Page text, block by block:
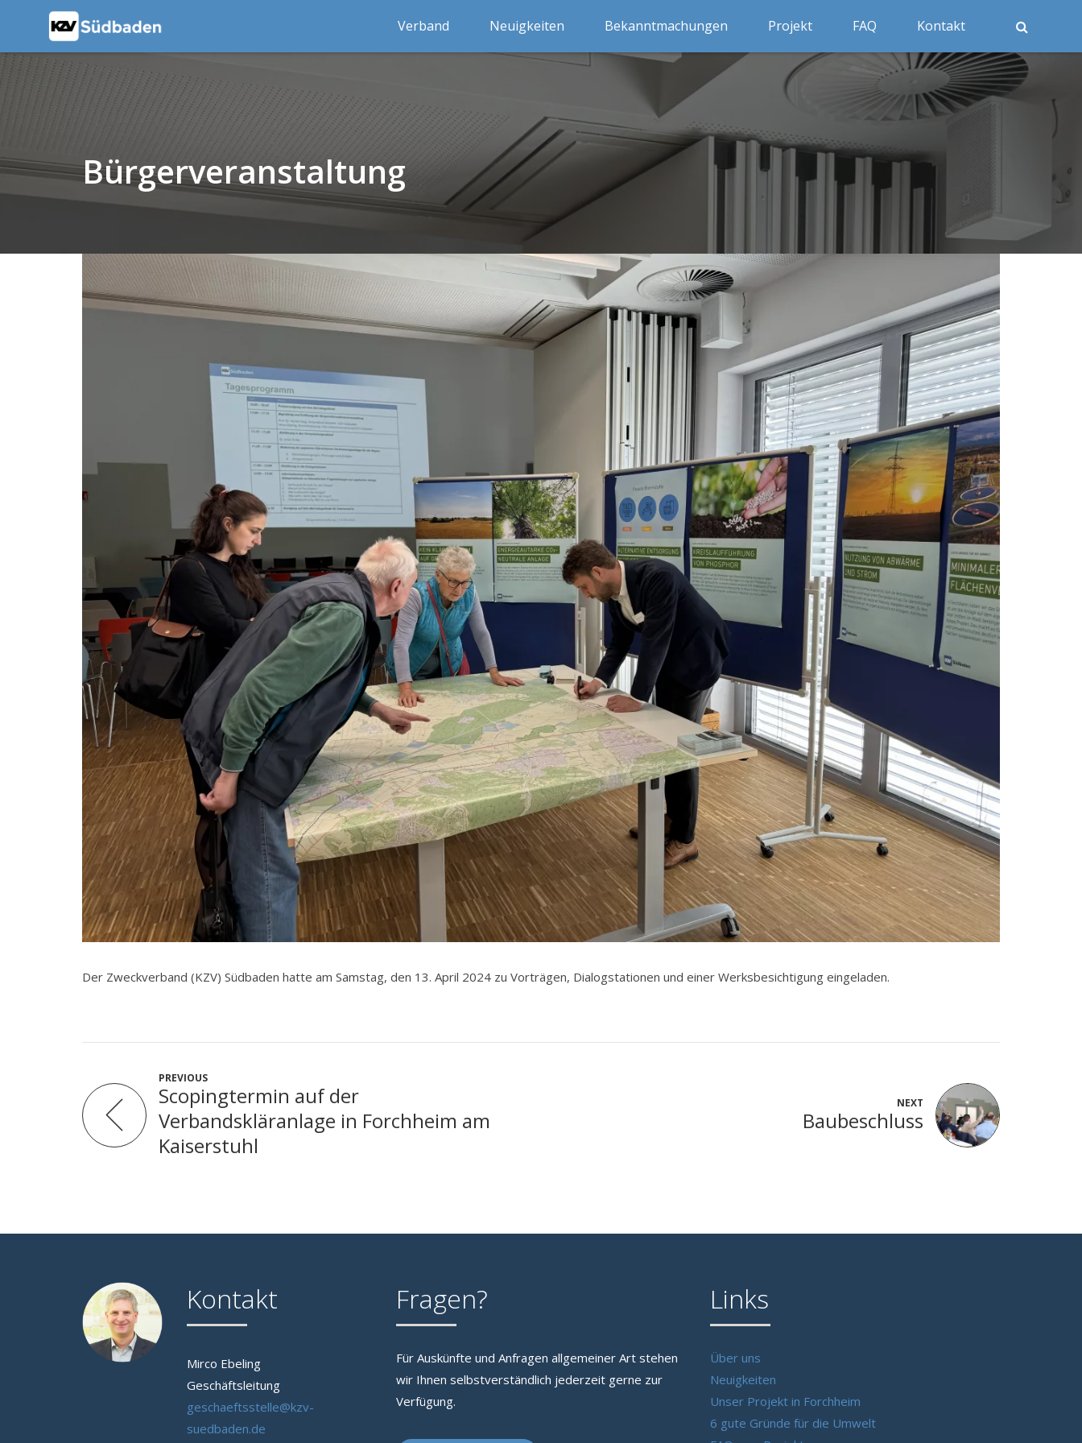
Verband Neuigkeiten Bekanntmachungen Projekt FAQ Kontakt
Bürgerveranstaltung
Der Zweckverband (KZV) Südbaden hatte am Samstag, den 13. April 2024 zu Vorträgen, Dialogstationen und einer Werksbesichtigung eingeladen.
PREVIOUS
Scopingtermin auf der
Verbandskläranlage in Forchheim am
Kaiserstuhl
NEXT
Baubeschluss
Kontakt
Mirco Ebeling
Geschäftsleitung
geschaeftsstelle@kzv-
suedbaden.de
Fragen?
Für Auskünfte und Anfragen allgemeiner Art stehen
wir Ihnen selbstverständlich jederzeit gerne zur
Verfügung.
Links
Über uns
Neuigkeiten
Unser Projekt in Forchheim
6 gute Gründe für die Umwelt